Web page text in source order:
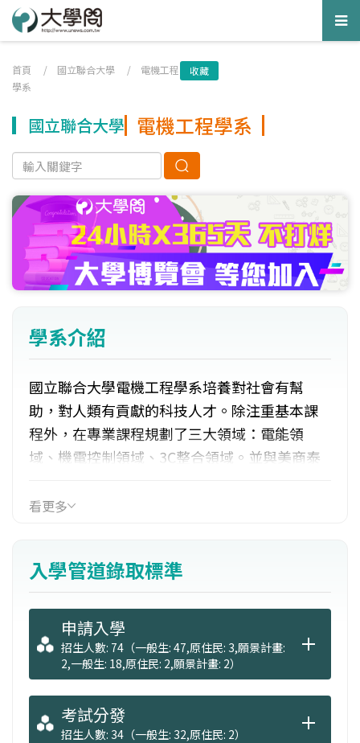
首頁 / 國立聯合大學 / 電機工程
學系
收藏
國立聯合大學 電機工程學系
學系介紹
國立聯合大學電機工程學系培養對社會有幫
助，對人類有貢獻的科技人才。除注重基本課
程外，在專業課程規劃了三大領域：電能領
域、機電控制領域、3C整合領域。並與美商泰
錸德科技有合作的校外實習課程；且每年皆帶
認證中心」，使學生可以在就學中，即可直接
在系上考取國際級證照；同時，美商Altera公司
與本校簽約成立校園聯合實驗室。
看更多
入學管道錄取標準
申請入學
招生人數: 74（一般生: 47,原住民: 3,願景計畫:
2,一般生: 18,原住民: 2,願景計畫: 2）
考試分發
招生人數: 34（一般生: 32,原住民: 2）